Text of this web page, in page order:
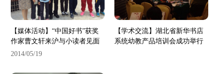
【媒体活动】“中国好书”获奖
作家曹文轩来沪与小读者见面
2014/05/19
【学术交流】湖北省新华书店
系统幼教产品培训会成功举行